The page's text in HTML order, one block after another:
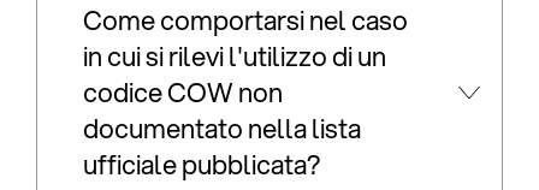
Come comportarsi nel caso
in cui si rilevi l'utilizzo di un
codice COW non
documentato nella lista
ufficiale pubblicata?